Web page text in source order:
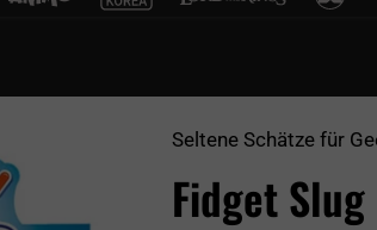
Seltene Schätze für
Fidget